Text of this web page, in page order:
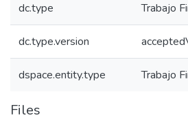
dc.type Trabajo
dc.type.version
dspace.entity.type Trabajo
Files